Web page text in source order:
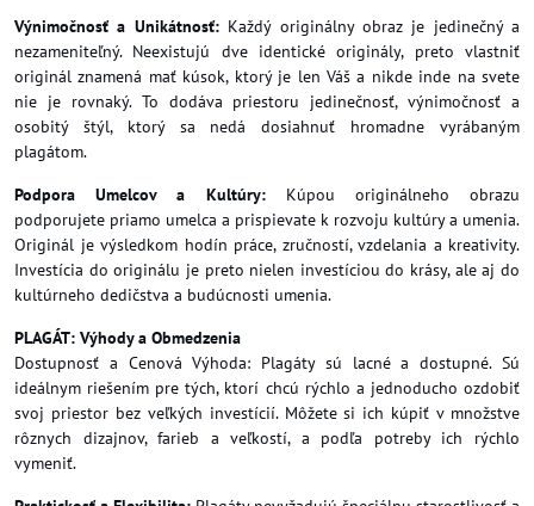
Výnimočnosť a Unikátnosť:Každý originálny obraz je jedinečný a
nezameniteľný. Neexistujú dve identické originály, preto vlastniť
originál znamená mať kúsok, ktorý je len Váš a nikde inde na svete
nie je rovnaký. To dodáva priestoru jedinečnosť, výnimočnosť a
osobitý štýl, ktorý sa nedá dosiahnuť hromadne vyrábaným
plagátom.
Podpora Umelcov a Kultúry:Kúpou originálneho obrazu
podporujete priamo umelca a prispievate k rozvoju kultúry a umenia.
Originál je výsledkom hodín práce, zručností, vzdelania a kreativity.
Investícia do originálu je preto nielen investíciou do krásy, ale aj do
kultúrneho dedičstva a budúcnosti umenia.
PLAGÁT: Výhody a Obmedzenia
Dostupnosť a Cenová Výhoda: Plagáty sú lacné a dostupné. Sú
ideálnym riešením pre tých, ktorí chcú rýchlo a jednoducho ozdobiť
svoj priestor bez veľkých investícií. Môžete si ich kúpiť v množstve
rôznych dizajnov, farieb a veľkostí, a podľa potreby ich rýchlo
vymeniť.